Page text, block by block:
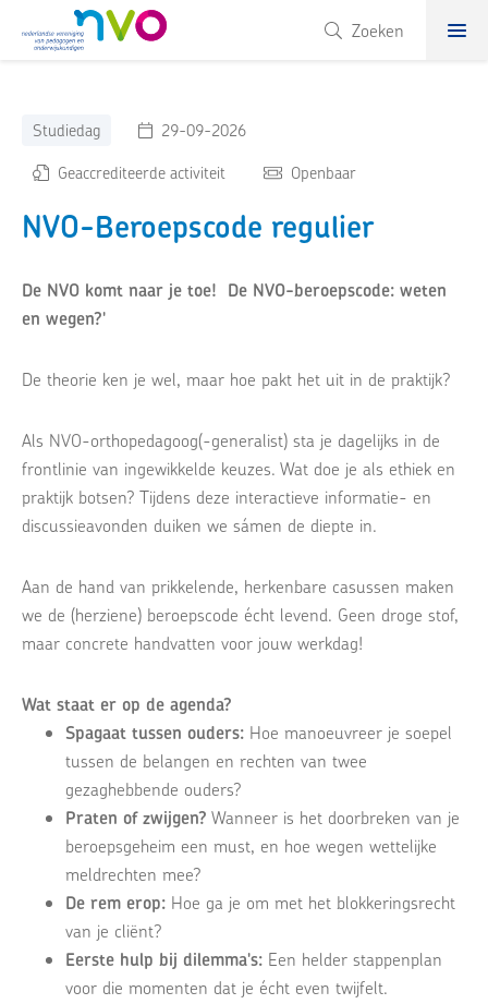
NVO Zoeken
Studiedag
29-09-2026
Geaccrediteerde activiteit
Openbaar
NVO-Beroepscode regulier
De NVO komt naar je toe! De NVO-beroepscode: weten
en wegen?'
De theorie ken je wel, maar hoe pakt het uit in de praktijk?
Als NVO-orthopedagoog(-generalist) sta je dagelijks in de
frontlinie van ingewikkelde keuzes. Wat doe je als ethiek en
praktijk botsen? Tijdens deze interactieve informatie- en
discussieavonden duiken we sámen de diepte in.
Aan de hand van prikkelende, herkenbare casussen maken
we de (herziene) beroepscode écht levend. Geen droge stof,
maar concrete handvatten voor jouw werkdag!
Wat staat er op de agenda?
Spagaat tussen ouders: Hoe manoeuvreer je soepel
tussen de belangen en rechten van twee
gezaghebbende ouders?
Praten of zwijgen? Wanneer is het doorbreken van je
beroepsgeheim een must, en hoe wegen wettelijke
meldrechten mee?
De rem erop: Hoe ga je om met het blokkeringsrecht
van je cliënt?
Eerste hulp bij dilemma's: Een helder stappenplan
voor die momenten dat je écht even twijfelt.